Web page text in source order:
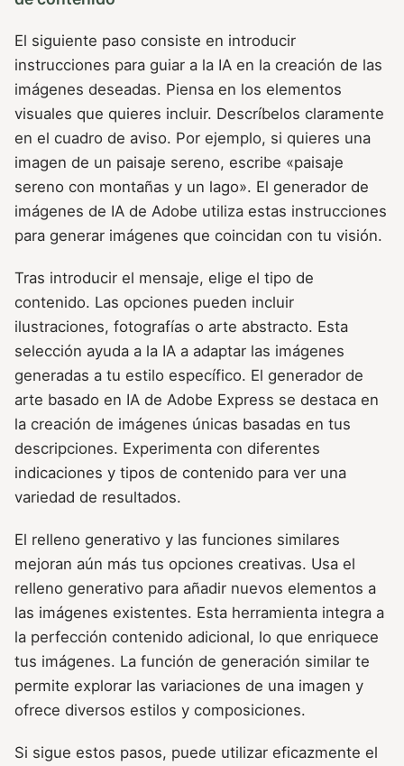
El siguiente paso consiste en introducir
instrucciones para guiar a la IA en la creación de las
imágenes deseadas. Piensa en los elementos
visuales que quieres incluir. Descríbelos claramente
en el cuadro de aviso. Por ejemplo, si quieres una
imagen de un paisaje sereno, escribe «paisaje
sereno con montañas y un lago». El generador de
imágenes de IA de Adobe utiliza estas instrucciones
para generar imágenes que coincidan con tu visión.
Tras introducir el mensaje, elige el tipo de
contenido. Las opciones pueden incluir
ilustraciones, fotografías o arte abstracto. Esta
selección ayuda a la IA a adaptar las imágenes
generadas a tu estilo específico. El generador de
arte basado en IA de Adobe Express se destaca en
la creación de imágenes únicas basadas en tus
descripciones. Experimenta con diferentes
indicaciones y tipos de contenido para ver una
variedad de resultados.
El relleno generativo y las funciones similares
mejoran aún más tus opciones creativas. Usa el
relleno generativo para añadir nuevos elementos a
las imágenes existentes. Esta herramienta integra a
la perfección contenido adicional, lo que enriquece
tus imágenes. La función de generación similar te
permite explorar las variaciones de una imagen y
ofrece diversos estilos y composiciones.
Si sigue estos pasos, puede utilizar eficazmente el